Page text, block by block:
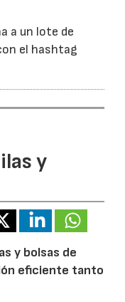
a un lote de
el hashtag
y
y bolsas de
eficiente tanto